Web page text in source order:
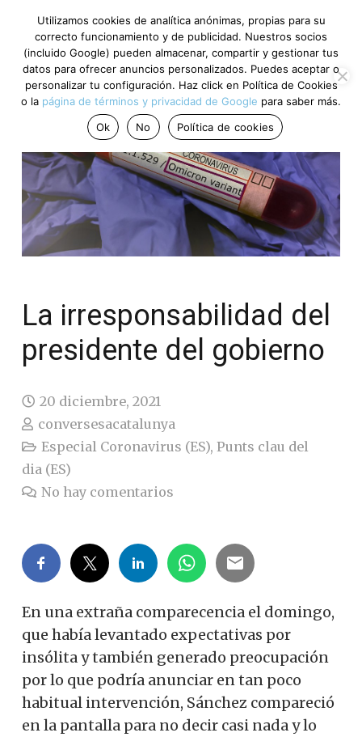
La irresponsabilidad del
presidente del gobierno
20 diciembre, 2021
conversesacatalunya
Especial Coronavirus (ES),Punts clau del
dia (ES)
No hay comentarios
En una extraña comparecencia el domingo,
que había levantado expectativas por
insólita y también generado preocupación
por lo que podría anunciar en tan poco
habitual intervención, Sánchez compareció
en la pantalla para no decir casi nada y lo
Utilizamos cookies de analítica anónimas, propias para su
correcto funcionamiento y de publicidad. Nuestros socios
(incluido Google) pueden almacenar, compartir y gestionar tus
datos para ofrecer anuncios personalizados. Puedes aceptar o
personalizar tu configuración. Haz click en Política de Cookies
o la página de términos y privacidad de Google para saber más.
Ok
No Política de cookies